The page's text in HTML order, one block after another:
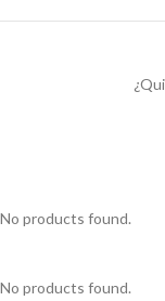
No products found.
No products found.